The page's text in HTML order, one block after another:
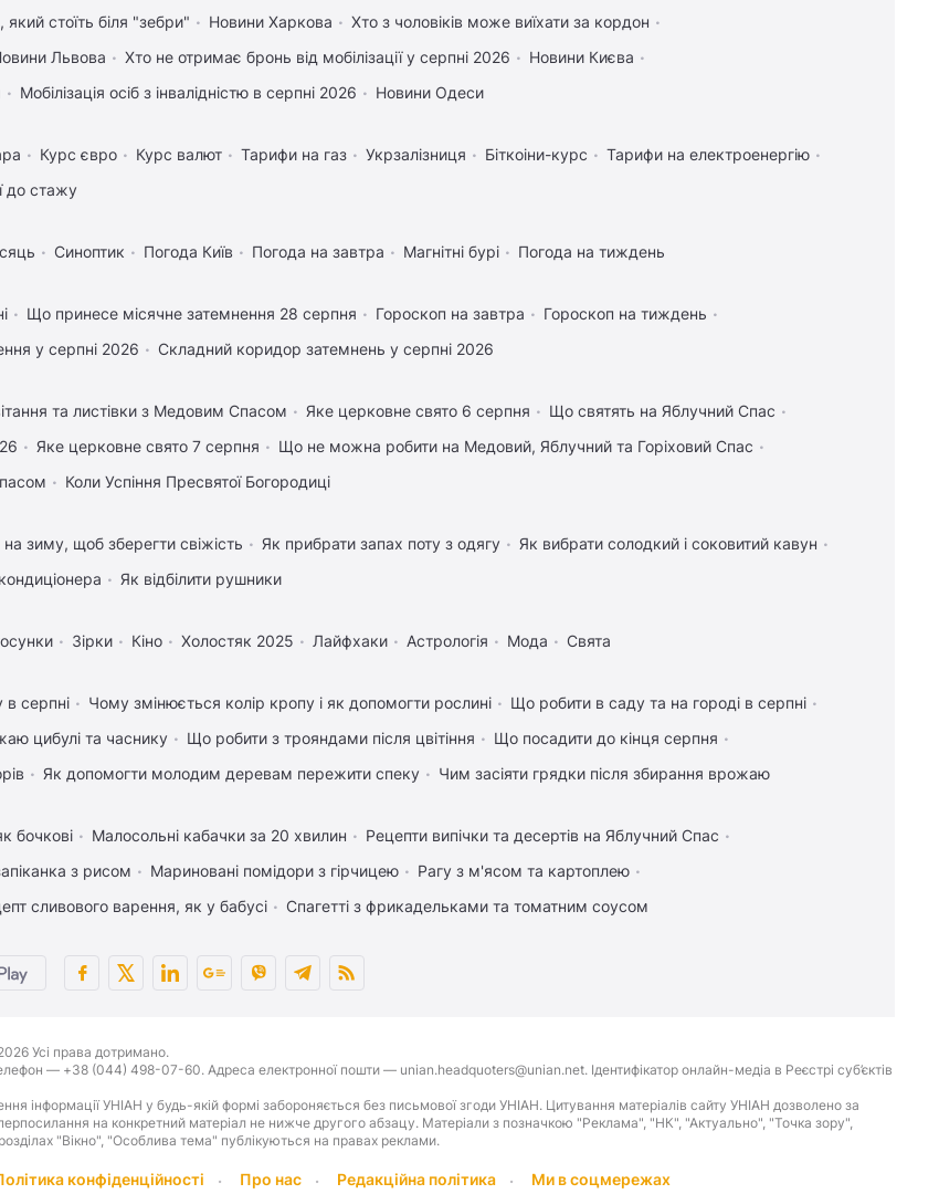
стоїть біля "зебри"
Новини Харкова
Хто з чоловіків може виїхати за кордон
Львова Хто не отримає бронь від мобілізації у серпні 2026
Новини Києва
Мобілізація осіб з інвалідністю в серпні 2026 Новини Одеси
Курс євро Курс валют Тарифи на газ Укрзалізниця Біткоіни-курс
Тарифи на електроенергію
до стажу
Синоптик Погода Київ Погода на завтра Магнітні бурі Погода на тиждень
Що принесе місячне затемнення 28 серпня Гороскоп на завтра
Гороскоп на тиждень
у серпні 2026
Складний коридор затемнень у серпні 2026
та листівки з Медовим Спасом Яке церковне свято 6 серпня
Що святять на Яблучний Спас
Яке церковне свято 7 серпня
Що не можна робити на Медовий, Яблучний та Горіховий Спас
Коли Успіння Пресвятої Богородиці
зиму, щоб зберегти свіжість Як прибрати запах поту з одягу
Як вибрати солодкий і соковитий кавун
Як відбілити рушники
Зірки Кіно Холостяк 2025 Лайфхаки Астрологія Мода Свята
в серпні Чому змінюється колір кропу і як допомогти рослині
Що робити в саду та на городі в серпні
цибулі та часнику
Що робити з трояндами після цвітіння
Що посадити до кінця серпня
Як допомогти молодим деревам пережити спеку Чим засіяти грядки після збирання врожаю
бочкові Малосольні кабачки за 20 хвилин
Рецепти випічки та десертів на Яблучний Спас
з рисом Мариновані помідори з гірчицею
Рагу з м'ясом та картоплею
сливового варення, як у бабусі Спагетті з фрикадельками та томатним соусом
Усі права дотримано.
— +38 (044) 498-07-60. Адреса електронної пошти — unian.headquoters@unian.net. Ідентифікатор онлайн-медіа в Реєстрі суб’єктів
інформації УНІАН у будь-якій формі забороняється без письмової згоди УНІАН. Цитування матеріалів сайту УНІАН дозволено за
на конкретний матеріал не нижче другого абзацу. Матеріали з позначкою "Реклама", "НК", "Актуально", "Точка зору",
"Вікно", "Особлива тема" публікуються на правах реклами.
конфіденційності Про нас Редакційна політика Ми в соцмережах